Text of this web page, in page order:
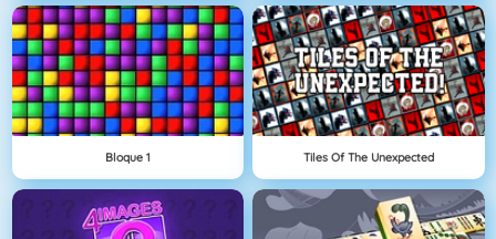
Bloque 1 Tiles Of The Unexpected